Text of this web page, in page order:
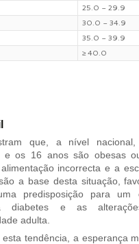
25.0 – 29.9
30.0 – 34.9
35.0 – 39.9
≥ 40.0
que, a nível
e os 16 anos são obesas
incorrecta e a
a base desta situação,
predisposição para um
diabetes e as
adulta.
tendência, a esperança